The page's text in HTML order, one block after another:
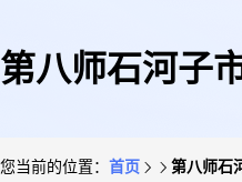
第八师石河子
您当前的位置： 首页 第八师石